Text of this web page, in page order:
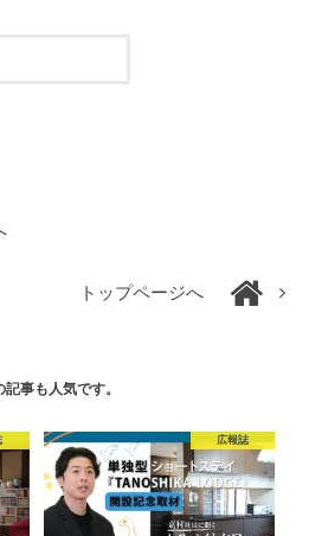
トップページへ
記事も人気です。
広報誌